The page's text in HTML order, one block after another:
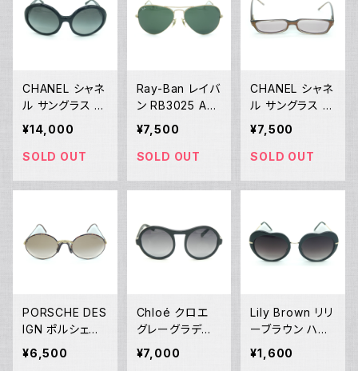
CHANEL シャネ
ル サングラス マ
トラッセ 5120-A
c.501/11 56□2
0 135 2N Y015
¥14,000
SOLD OUT
Ray-Ban レイバ
ン RB3025 Avi
ator Large Me
tal L0205 サン
グラス 58□14
¥7,500
SOLD OUT
CHANEL シャネ
ル サングラス C
Cロゴ 3013 c.5
12 53□16 140
Y01591
¥7,500
SOLD OUT
PORSCHE DES
IGN ポルシェデ
ザイン CARRER
A 5658 サング
¥6,500
Chloé クロエ
グレーグラデー
ション ラウンド
サングラス CE7
¥7,000
Lily Brown リリ
ーブラウン ハー
トサングラス Y0
1559
¥1,600